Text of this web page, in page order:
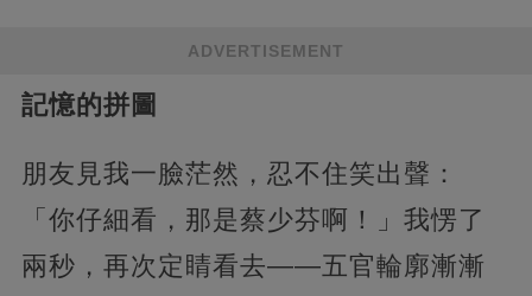
ADVERTISEMENT
記憶的拼圖
朋友見我一臉茫然，忍不住笑出聲：
「你仔細看，那是蔡少芬啊！」我愣了
兩秒，再次定睛看去——五官輪廓漸漸